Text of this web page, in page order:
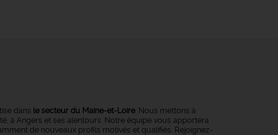
dans le secteur du Maine-et-Loire. Nous mettons à
à Angers et ses alentours. Notre équipe vous apportera
de nouveaux profils motivés et qualifiés. Rejoignez-